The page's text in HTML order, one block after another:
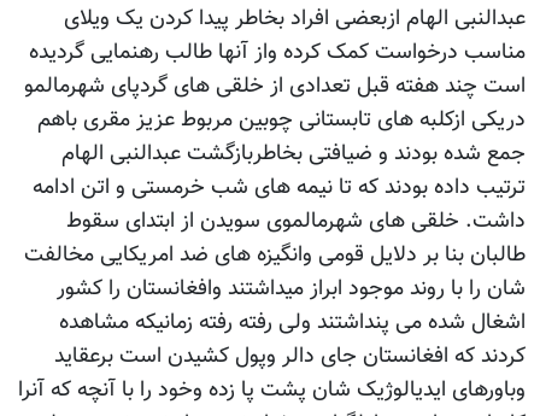
عبدالنبی الهام ازبعضی افراد بخاطر پیدا کردن یک ویلای
مناسب درخواست کمک کرده واز آنها طالب رهنمایی گردیده
است چند هفته قبل تعدادی از خلقی های گردپای شهرمالمو
دریکی ازکلبه های تابستانی چوبین مربوط عزیز مقری باهم
جمع شده بودند و ضیافتی بخاطربازگشت عبدالنبی الهام
ترتیب داده بودند که تا نیمه های شب خرمستی و اتن ادامه
داشت. خلقی های شهرمالموی سویدن از ابتدای سقوط
طالبان بنا بر دلایل قومی وانگیزه های ضد امریکایی مخالفت
شان را با روند موجود ابراز میداشتند وافغانستان را کشور
اشغال شده می پنداشتند ولی رفته رفته زمانیکه مشاهده
کردند که افغانستان جای دالر وپول کشیدن است برعقاید
وباورهای ایدیالوژیک شان پشت پا زده وخود را با آنچه که آنرا